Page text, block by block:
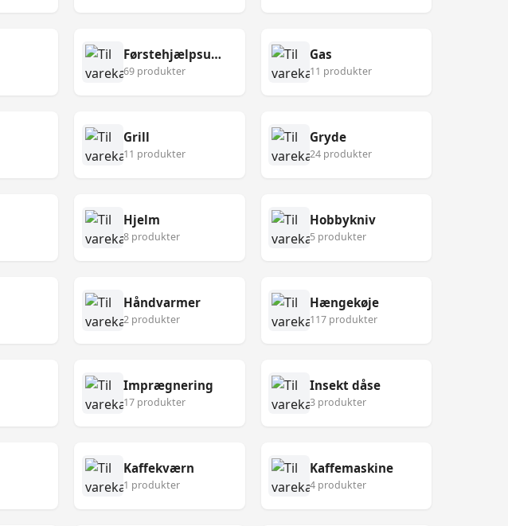
Førstehjælpsudstyr
69 produkter
Gas
11 produkter
Grill
11 produkter
Gryde
24 produkter
Hjelm
8 produkter
Hobbykniv
5 produkter
Håndvarmer
2 produkter
Hængekøje
117 produkter
Imprægnering
17 produkter
Insekt dåse
3 produkter
Kaffekværn
1 produkter
Kaffemaskine
4 produkter